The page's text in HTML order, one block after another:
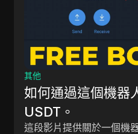
賺取
訊，聲稱可以
加密
輸入內